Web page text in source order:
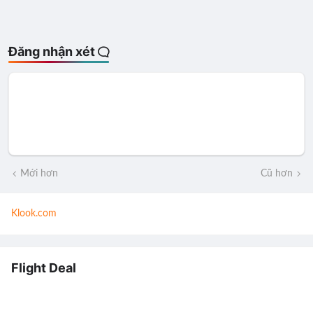
Đăng nhận xét
Mới hơn Cũ hơn
Klook.com
Flight Deal